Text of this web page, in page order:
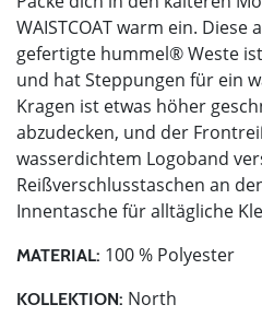
WAISTCOAT warm ein. Diese
gefertigte hummel® Weste
und hat Steppungen für ein
Kragen ist etwas höher
abzudecken, und der
wasserdichtem Logoband
Reißverschlusstaschen an
Innentasche für alltägliche
MATERIAL: 100 % Polyester
KOLLEKTION: North